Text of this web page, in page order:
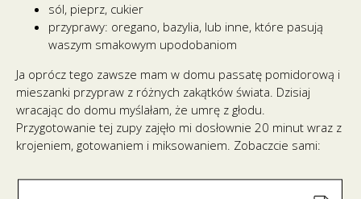
sól, pieprz, cukier
przyprawy: oregano, bazylia, lub inne, które pasują
waszym smakowym upodobaniom
Ja oprócz tego zawsze mam w domu passatę pomidorową i
mieszanki przypraw z różnych zakątków świata. Dzisiaj
wracając do domu myślałam, że umrę z głodu.
Przygotowanie tej zupy zajęło mi dosłownie 20 minut wraz z
krojeniem, gotowaniem i miksowaniem. Zobaczcie sami: